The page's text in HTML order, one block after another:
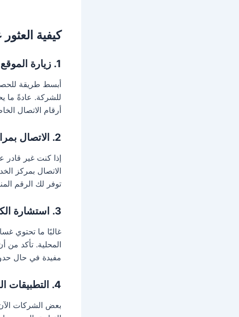
كيفية
1. زيارة الموقع الرسمي لويرلبول
أبسط طريقة
للشركة. عادةً ما
أرقام الاتصال
2. الاتصال بمراكز الخدمة المحلية
إذا كنت غير قادر
الاتصال بمركز
توفر لك الرقم
3. استشارة الكتيب المرفق مع الجهاز
غالبًا ما تحتوي
المحلية. تأكد من
مفيدة في حال
4. التطبيقات الذكية
بعض الشركات